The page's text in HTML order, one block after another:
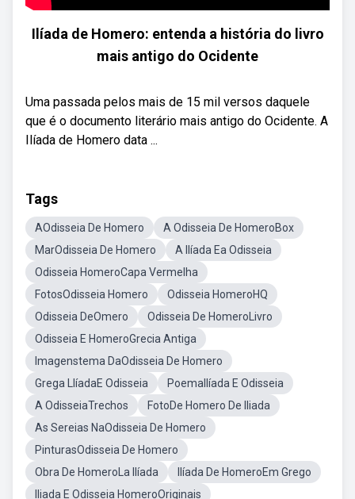
Ilíada de Homero: entenda a história do livro
mais antigo do Ocidente
Uma passada pelos mais de 15 mil versos daquele
que é o documento literário mais antigo do Ocidente. A
Ilíada de Homero data ...
Tags
AOdisseia De Homero
A Odisseia De HomeroBox
MarOdisseia De Homero
A Ilíada Ea Odisseia
Odisseia HomeroCapa Vermelha
FotosOdisseia Homero
Odisseia HomeroHQ
Odisseia DeOmero
Odisseia De HomeroLivro
Odisseia E HomeroGrecia Antiga
Imagenstema DaOdisseia De Homero
Grega LlíadaE Odisseia
PoemaIlíada E Odisseia
A OdisseiaTrechos
FotoDe Homero De Iliada
As Sereias NaOdisseia De Homero
PinturasOdisseia De Homero
Obra De HomeroLa Ilíada
Ilíada De HomeroEm Grego
Iliada E Odisseia HomeroOriginais